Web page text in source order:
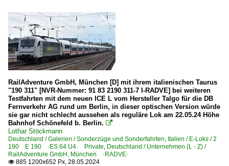
RailAdventure GmbH, München [D] mit ihrem italienischen Taurus
"190 311" [NVR-Nummer: 91 83 2190 311-7 I-RADVE] bei weiteren
Testfahrten mit dem neuen ICE L vom Hersteller Talgo für die DB
Fernverkehr AG rund um Berlin, in dieser optischen Version würde
sie gar nicht schlecht aussehen als reguläre Lok am 22.05.24 Höhe
Bahnhof Schönefeld b. Berlin. 
Lothar Stöckmann
Deutschland / Galerien / Sonderzüge und Sonderfahrten, Italien / E-Loks / 2
190 E 190 ·ES 64 U4· Private, Deutschland / Unternehmen (L - Z) /
RailAdventure GmbH, München ·RADVE·
 885 1200x652 Px, 28.05.2024